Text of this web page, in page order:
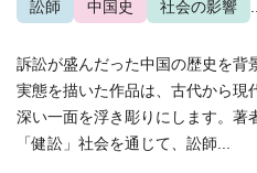
訟師 中国史 社会の影響
訴訟が盛んだった中国の歴史を背
実態を描いた作品は、古代から現
深い一面を浮き彫りにします。著
「健訟」社会を通じて、訟師...